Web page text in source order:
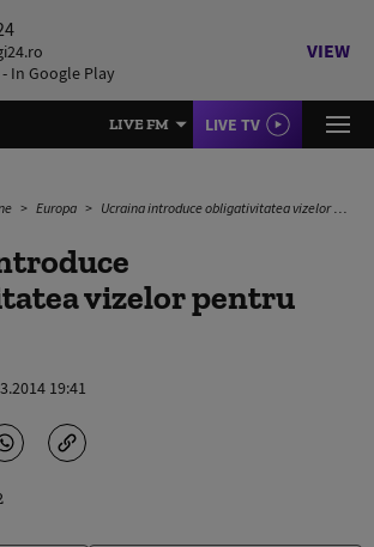
- In Google Play
VIEW
LIVE FM LIVE TV
Europa Ucraina introduce obligativitatea vizelor pentru ruși
vizelor pentru
19:41